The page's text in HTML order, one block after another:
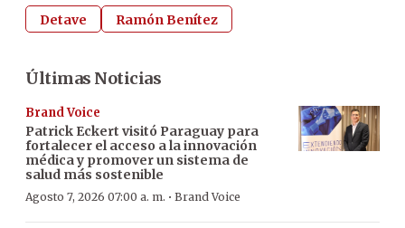
Detave Ramón Benítez
Últimas Noticias
Brand Voice
Patrick Eckert visitó Paraguay para
fortalecer el acceso a la innovación
médica y promover un sistema de
salud más sostenible
Agosto 7, 2026 07:00 a. m. · Brand Voice